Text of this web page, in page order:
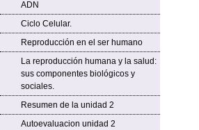
ADN
Ciclo Celular.
Reproducción en el ser humano
La reproducción humana y la salud:
sus componentes biológicos y
sociales.
Resumen de la unidad 2
Autoevaluacion unidad 2